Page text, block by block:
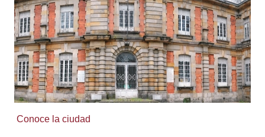
Conoce la ciudad